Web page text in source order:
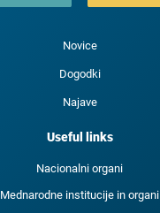
Novice
Dogodki
Najave
Useful links
Nacionalni organi
Mednarodne institucije in organi